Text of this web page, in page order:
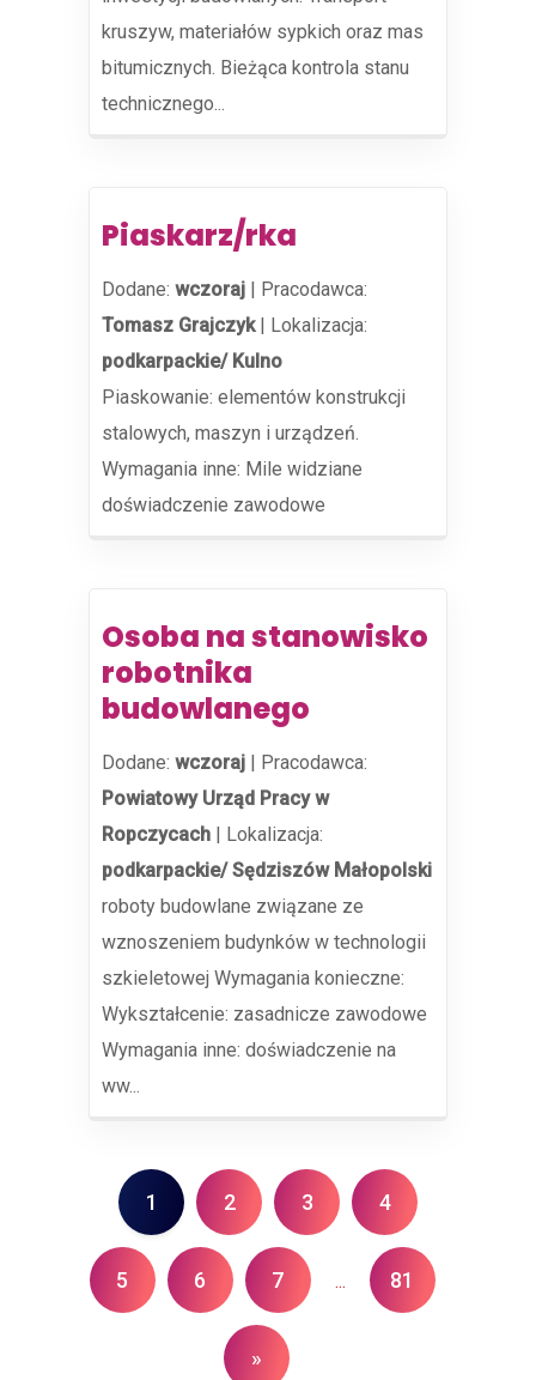
kruszyw, materiałów sypkich oraz mas
bitumicznych. Bieżąca kontrola stanu
technicznego...
Piaskarz/rka
Dodane: wczoraj | Pracodawca:
Tomasz Grajczyk| Lokalizacja:
podkarpackie/ Kulno
Piaskowanie: elementów konstrukcji
stalowych, maszyn i urządzeń.
Wymagania inne: Mile widziane
doświadczenie zawodowe
Osoba na stanowisko
robotnika
budowlanego
Dodane: wczoraj | Pracodawca:
Powiatowy Urząd Pracy w
Ropczycach | Lokalizacja:
podkarpackie/ Sędziszów Małopolski
roboty budowlane związane ze
wznoszeniem budynków w technologii
szkieletowej Wymagania konieczne:
Wykształcenie: zasadnicze zawodowe
Wymagania inne: doświadczenie na
ww...
1 2 3 4
5 6 7 ... 81
»